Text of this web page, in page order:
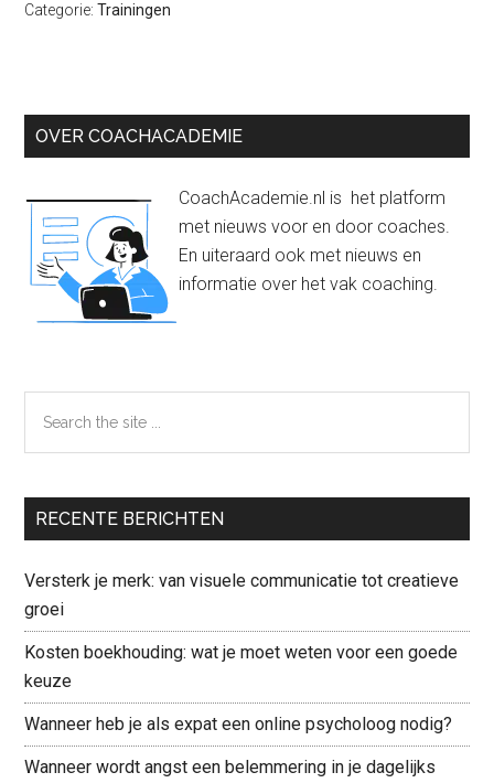
Categorie:Trainingen
Primaire
OVER COACHACADEMIE
CoachAcademie.nl is het platform
met nieuws voor en door coaches.
En uiteraard ook met nieuws en
informatie over het vak coaching.
the
RECENTE BERICHTEN
Versterk je merk: van visuele communicatie tot creatieve
groei
Kosten boekhouding: wat je moet weten voor een goede
keuze
Wanneer heb je als expat een online psycholoog nodig?
Wanneer wordt angst een belemmering in je dagelijks